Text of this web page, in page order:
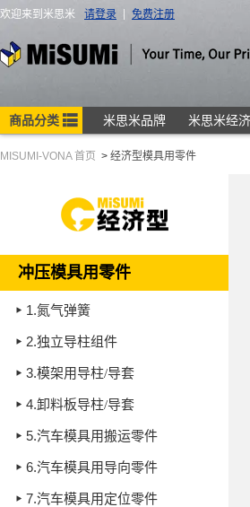
MISUMI-VONA 首页 > 经济型模具用零件
冲压模具用零件
1.氮气弹簧
2.独立导柱组件
3.模架用导柱/导套
4.卸料板导柱/导套
5.汽车模具用搬运零件
6.汽车模具用导向零件
7.汽车模具用定位零件